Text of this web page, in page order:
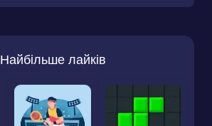
Найбільше лайків